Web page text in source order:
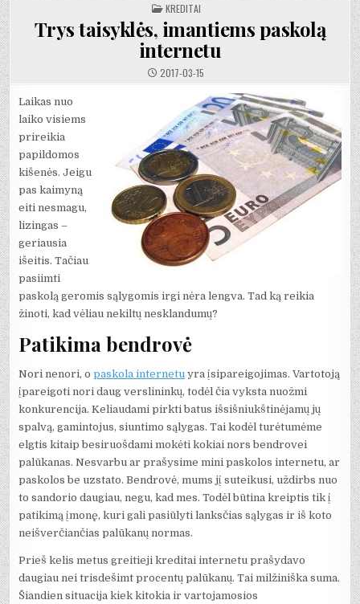
POSTED
IN
KREDITAI
Trys taisyklės, imantiems paskolą
internetu
2017-03-15
Laikas nuo
laiko visiems
prireikia
papildomos
kišenės. Jeigu
pas kaimyną
eiti nesmagu,
lizingas –
geriausia
išeitis. Tačiau
pasiimti
paskolą geromis sąlygomis irgi nėra lengva. Tad ką reikia
žinoti, kad vėliau nekiltų nesklandumų?
Patikima bendrovė
Nori nenori, opaskola internetu yra įsipareigojimas. Vartotoją
įpareigoti nori daug verslininkų, todėl čia vyksta nuožmi
konkurencija. Keliaudami pirkti batus išsišniukštinėjamų jų
spalvą, gamintojus, siuntimo sąlygas. Tai kodėl turėtumėme
elgtis kitaip besiruošdami mokėti kokiai nors bendrovei
palūkanas. Nesvarbu ar prašysime mini paskolos internetu, ar
paskolos be uzstato. Bendrovė, mums jį suteikusi, uždirbs nuo
to sandorio daugiau, negu, kad mes. Todėl būtina kreiptis tik į
patikimą įmonę, kuri gali pasiūlyti lanksčias sąlygas ir iš koto
neišverčiančias palūkanų normas.
Prieš kelis metus greitieji kreditai internetu prašydavo
daugiau nei trisdešimt procentų palūkanų. Tai milžiniška suma.
Šiandien situacija kiek kitokia ir vartojamosios